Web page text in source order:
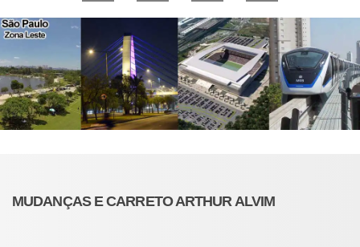
MUDANÇAS E CARRETO ARTHUR ALVIM